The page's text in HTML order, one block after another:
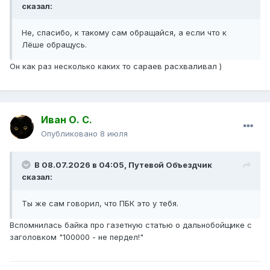
сказал:
Не, спасибо, к такому сам обращайся, а если что к
Лёше обращусь.
Он как раз несколько каких то сараев расхваливал )
Иван О. С.
Опубликовано 8 июля
В 08.07.2026 в 04:05, Путевой Объездчик
сказал:
Ты же сам говорил, что ПБК это у тебя.
Вспомнилась байка про газетную статью о дальнобойщике с
заголовком "100000 - не пердел!"